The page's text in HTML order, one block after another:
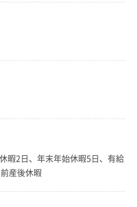
暇2日、年末年始休暇5日、有給
産後休暇